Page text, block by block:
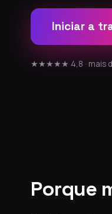
Iniciar a
★★★★★ 4,8 · mais de
Porque